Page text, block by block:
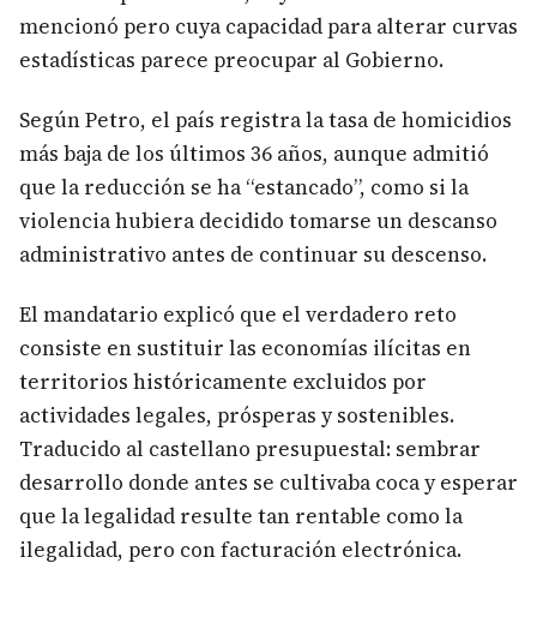
mencionó pero cuya capacidad para alterar curvas
estadísticas parece preocupar al Gobierno.
Según Petro, el país registra la tasa de homicidios
más baja de los últimos 36 años, aunque admitió
que la reducción se ha “estancado”, como si la
violencia hubiera decidido tomarse un descanso
administrativo antes de continuar su descenso.
El mandatario explicó que el verdadero reto
consiste en sustituir las economías ilícitas en
territorios históricamente excluidos por
actividades legales, prósperas y sostenibles.
Traducido al castellano presupuestal: sembrar
desarrollo donde antes se cultivaba coca y esperar
que la legalidad resulte tan rentable como la
ilegalidad, pero con facturación electrónica.